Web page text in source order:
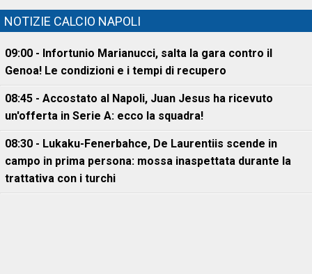
NOTIZIE CALCIO NAPOLI
09:00 - Infortunio Marianucci, salta la gara contro il
Genoa! Le condizioni e i tempi di recupero
08:45 - Accostato al Napoli, Juan Jesus ha ricevuto
un'offerta in Serie A: ecco la squadra!
08:30 - Lukaku-Fenerbahce, De Laurentiis scende in
campo in prima persona: mossa inaspettata durante la
trattativa con i turchi